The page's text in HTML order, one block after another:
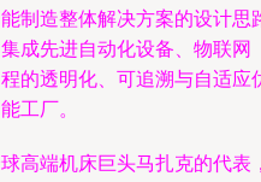
制造整体解决方案的设计思
成先进自动化设备、物联网
的透明化、可追溯与自适应
工厂。
高端机床巨头马扎克的代表